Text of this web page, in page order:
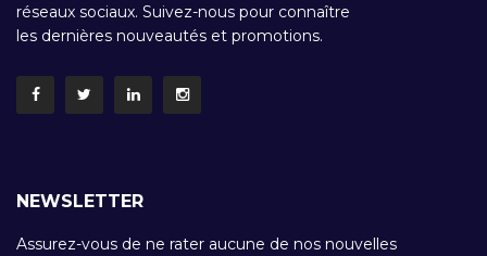
réseaux sociaux. Suivez-nous pour connaître
les dernières nouveautés et promotions.
NEWSLETTER
Assurez-vous de ne rater aucune de nos nouvelles